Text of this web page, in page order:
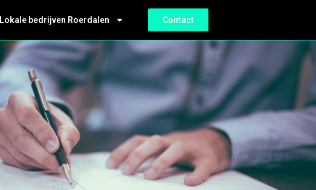
Lokale bedrijven Roerdalen Contact